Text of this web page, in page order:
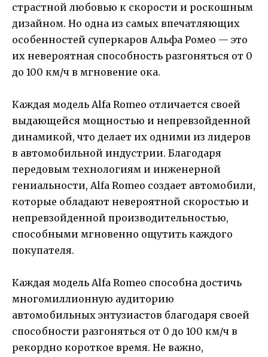
страстной любовью к скорости и роскошным
дизайном. Но одна из самых впечатляющих
особенностей суперкаров Альфа Ромео — это
их невероятная способность разгоняться от 0
до 100 км/ч в мгновение ока.
Каждая модель Alfa Romeo отличается своей
выдающейся мощностью и непревзойденной
динамикой, что делает их одними из лидеров
в автомобильной индустрии. Благодаря
передовым технологиям и инженерной
гениальности, Alfa Romeo создает автомобили,
которые обладают невероятной скоростью и
непревзойденной производительностью,
способными мгновенно ощутить каждого
покупателя.
Каждая модель Alfa Romeo способна достичь
многомиллионную аудиторию
автомобильных энтузиастов благодаря своей
способности разгоняться от 0 до 100 км/ч в
рекордно короткое время. Не важно,